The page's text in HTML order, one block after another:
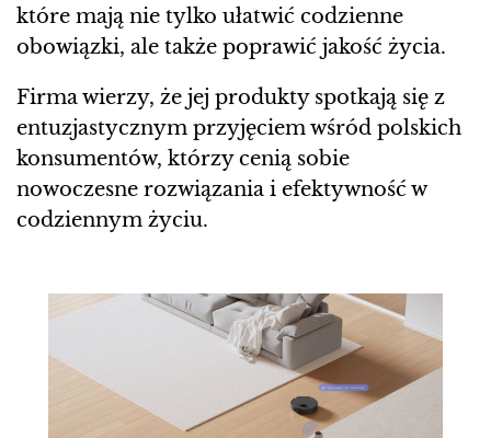
które mają nie tylko ułatwić codzienne
obowiązki, ale także poprawić jakość życia.
Firma wierzy, że jej produkty spotkają się z
entuzjastycznym przyjęciem wśród polskich
konsumentów, którzy cenią sobie
nowoczesne rozwiązania i efektywność w
codziennym życiu.